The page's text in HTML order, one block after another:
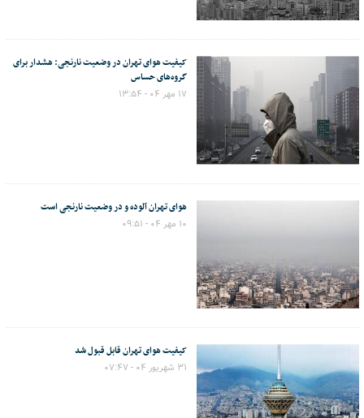
کیفیت هوای تهران در وضعیت نارنجی: هشدار برای
گروه‌های حساس
۱۷ مهر ۰۴ - ۱۳:۵۴
هوای تهران آلوده و در وضعیت نارنجی است
۱۰ مهر ۰۴ - ۰۹:۵۱
کیفیت هوای تهران قابل قبول شد
۳۱ شهریور ۰۴ - ۰۷:۴۷